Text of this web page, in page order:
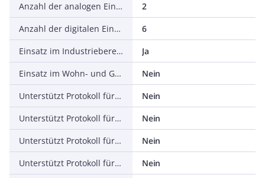
Anzahl der analogen Eingänge
2
Anzahl der digitalen Eingänge
6
Einsatz im Industriebereich zulässig
Ja
Einsatz im Wohn- und Gewerbebereich zulässig
Nein
Unterstützt Protokoll für TCP/IP
Nein
Unterstützt Protokoll für PROFIBUS
Nein
Unterstützt Protokoll für CAN
Nein
Unterstützt Protokoll für INTERBUS
Nein